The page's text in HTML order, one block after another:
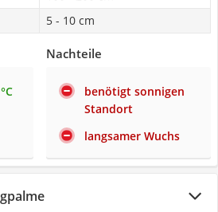
5 - 10 cm
Nachteile
benötigt sonnigen
Standort
langsamer Wuchs